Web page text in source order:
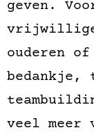
geven.
ouderen
veel meer